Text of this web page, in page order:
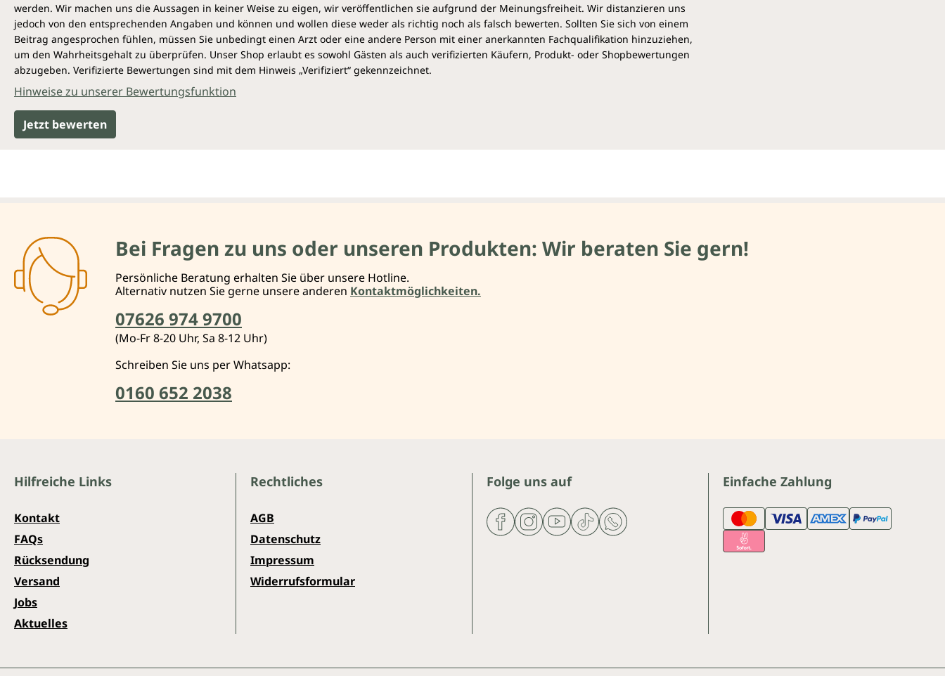
werden. Wir machen uns die Aussagen in keiner Weise zu eigen, wir veröffentlichen sie aufgrund der Meinungsfreiheit. Wir distanzieren uns
jedoch von den entsprechenden Angaben und können und wollen diese weder als richtig noch als falsch bewerten. Sollten Sie sich von einem
Beitrag angesprochen fühlen, müssen Sie unbedingt einen Arzt oder eine andere Person mit einer anerkannten Fachqualifikation hinzuziehen,
um den Wahrheitsgehalt zu überprüfen. Unser Shop erlaubt es sowohl Gästen als auch verifizierten Käufern, Produkt- oder Shopbewertungen
abzugeben. Verifizierte Bewertungen sind mit dem Hinweis „Verifiziert“ gekennzeichnet.
Hinweise zu unserer Bewertungsfunktion
Jetzt bewerten
Bei Fragen zu uns oder unseren Produkten: Wir beraten Sie gern!
Persönliche Beratung erhalten Sie über unsere Hotline.
Alternativ nutzen Sie gerne unsere anderen Kontaktmöglichkeiten.
07626 974 9700
(Mo-Fr 8-20 Uhr, Sa 8-12 Uhr)
Schreiben Sie uns per Whatsapp:
0160 652 2038
Folge uns auf Einfache Zahlung
Hilfreiche Links
Kontakt
FAQs
Rücksendung
Versand
Jobs
Aktuelles
Rechtliches
AGB
Datenschutz
Impressum
Widerrufsformular